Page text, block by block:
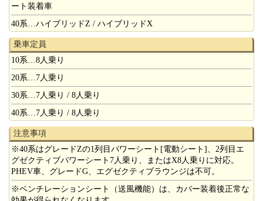
ート装着車
40系…ハイブリッドZ / ハイブリッドX
乗車定員
10系…8人乗り
20系…7人乗り
30系…7人乗り / 8人乗り
40系…7人乗り / 8人乗り
注意事項
※40系はグレードZの1列目パワーシート[電動シート]、2列目エ
グゼクティブパワーシート7人乗り、またはX8人乗りに対応。
PHEV車、グレードG、エグゼクティブラウンジは不可。
※ベンチレーションシート（送風機能）は、カバー装着後正常な